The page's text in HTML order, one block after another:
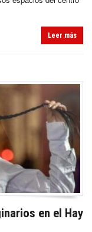
Leer más
en el Hay